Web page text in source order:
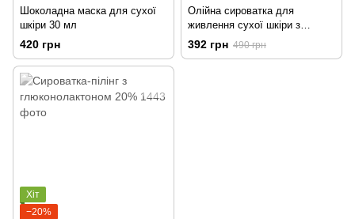
Шоколадна маска для сухої
шкіри 30 мл
420 грн
Олійна сироватка для
живлення сухої шкіри з
ліфтинг-ефектом 30+
392 грн 490 грн
Хіт
−20%